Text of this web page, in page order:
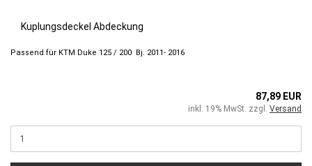
Kuplungsdeckel Abdeckung
Passend für KTM Duke 125 / 200 Bj. 2011- 2016
87,89 EUR
inkl. 19% MwSt. zzgl. Versand